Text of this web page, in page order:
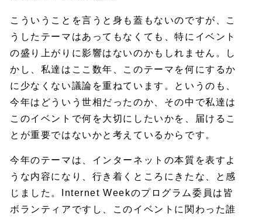
こういうことを言うと身も蓋もないのですが、こ
うしたテーマはあってもなくても、特にイベント
の盛り上がりに影響はないのかもしれません。し
かし、私達はここ数年、このテーマを何にするか
に少なくない議論を重ねています。というのも、
今年はどういう世相だったのか、その中で私達は
このイベントで何を大切にしたいかを、届けるこ
とが重要ではないかと考えているからです。
今年のテーマは、インターネットの本質を表すよ
うな内容になり、行き着くところにきたな、と感
じました。Internet Weekのプログラム委員は皆
ボランティアですし、このイベントに関わった誰